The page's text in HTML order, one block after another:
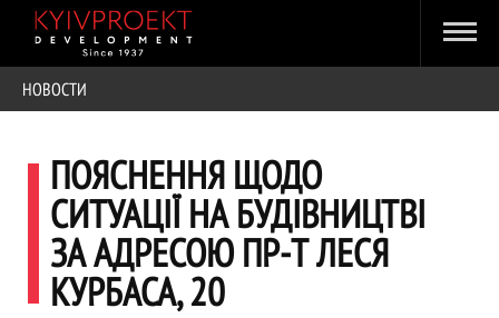
НОВОСТИ
ПОЯСНЕННЯ ЩОДО
СИТУАЦІЇ НА БУДІВНИЦТВІ
ЗА АДРЕСОЮ ПР-Т ЛЕСЯ
КУРБАСА, 20